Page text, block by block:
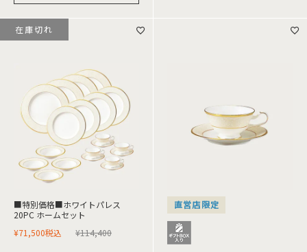
■特別価格■ホワイトパレス
20PC ホームセット
¥114,400
¥71,500税込
在庫切れ
直営店限定